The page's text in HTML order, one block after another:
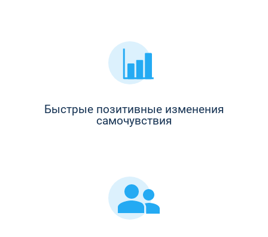
Быстрые позитивные изменения
самочувствия